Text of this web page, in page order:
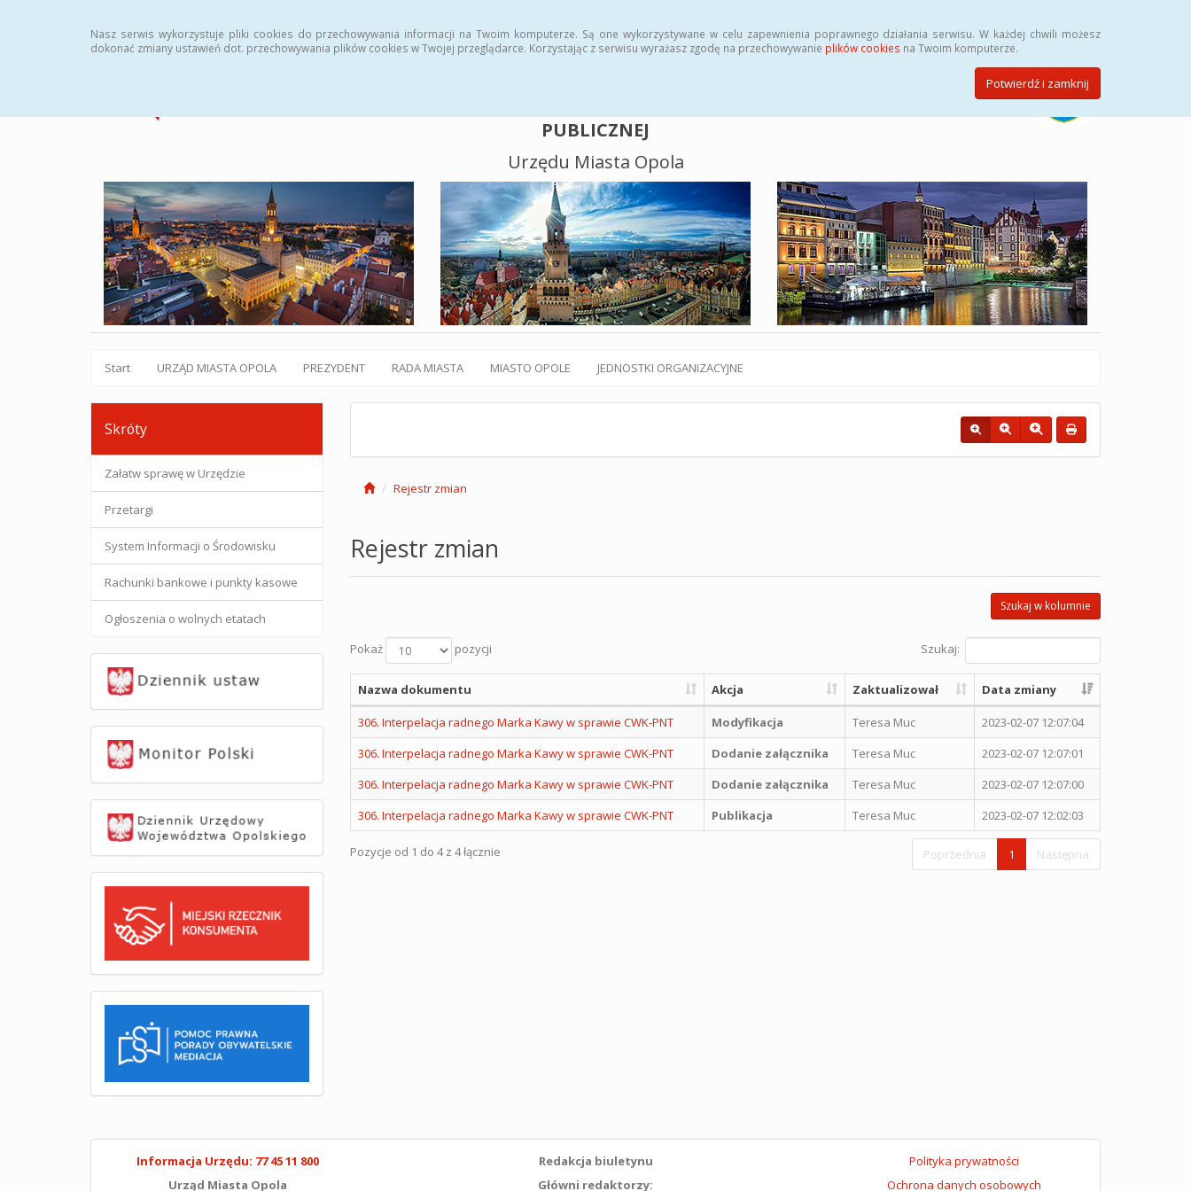
Nasz serwis wykorzystuje pliki cookies do przechowywania informacji na Twoim komputerze. Są one wykorzystywane w celu zapewnienia poprawnego działania serwisu. W każdej chwili możesz
dokonać zmiany ustawień dot. przechowywania plików cookies w Twojej przeglądarce. Korzystając z serwisu wyrażasz zgodę na przechowywanie plików cookies na Twoim komputerze.
Potwierdź i zamknij
PUBLICZNEJ
Urzędu Miasta Opola
Start URZĄD MIASTA OPOLA PREZYDENT RADA MIASTA MIASTO OPOLE JEDNOSTKI ORGANIZACYJNE
Skróty
Załatw sprawę w Urzędzie
Przetargi
System Informacji o Środowisku
Rachunki bankowe i punkty kasowe
Ogłoszenia o wolnych etatach
Rejestr zmian
Rejestr zmian
Szukaj w kolumnie
Pokaż pozycji Szukaj:
Nazwa dokumentu Akcja Zaktualizował Data zmiany
306. Interpelacja radnego Marka Kawy w sprawie CWK-PNT Modyfikacja Teresa Muc
2023-02-07 12:07:04
306. Interpelacja radnego Marka Kawy w sprawie CWK-PNT
Dodanie załącznika Teresa Muc
2023-02-07 12:07:01
306. Interpelacja radnego Marka Kawy w sprawie CWK-PNT
Dodanie załącznika Teresa Muc
2023-02-07 12:07:00
306. Interpelacja radnego Marka Kawy w sprawie CWK-PNT
Publikacja Teresa Muc 2023-02-07 12:02:03
Pozycje od 1 do 4 z 4 łącznie Poprzednia 1 Następna
Informacja Urzędu: 77 45 11 800
Urząd Miasta Opola
Redakcja biuletynu
Główni redaktorzy:
Polityka prywatności
Ochrona danych osobowych